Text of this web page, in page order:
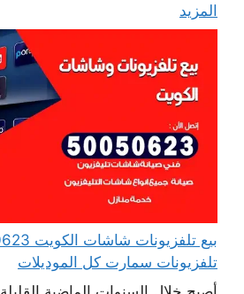
المزيد
تلفزيونات سمارت كل الموديلات